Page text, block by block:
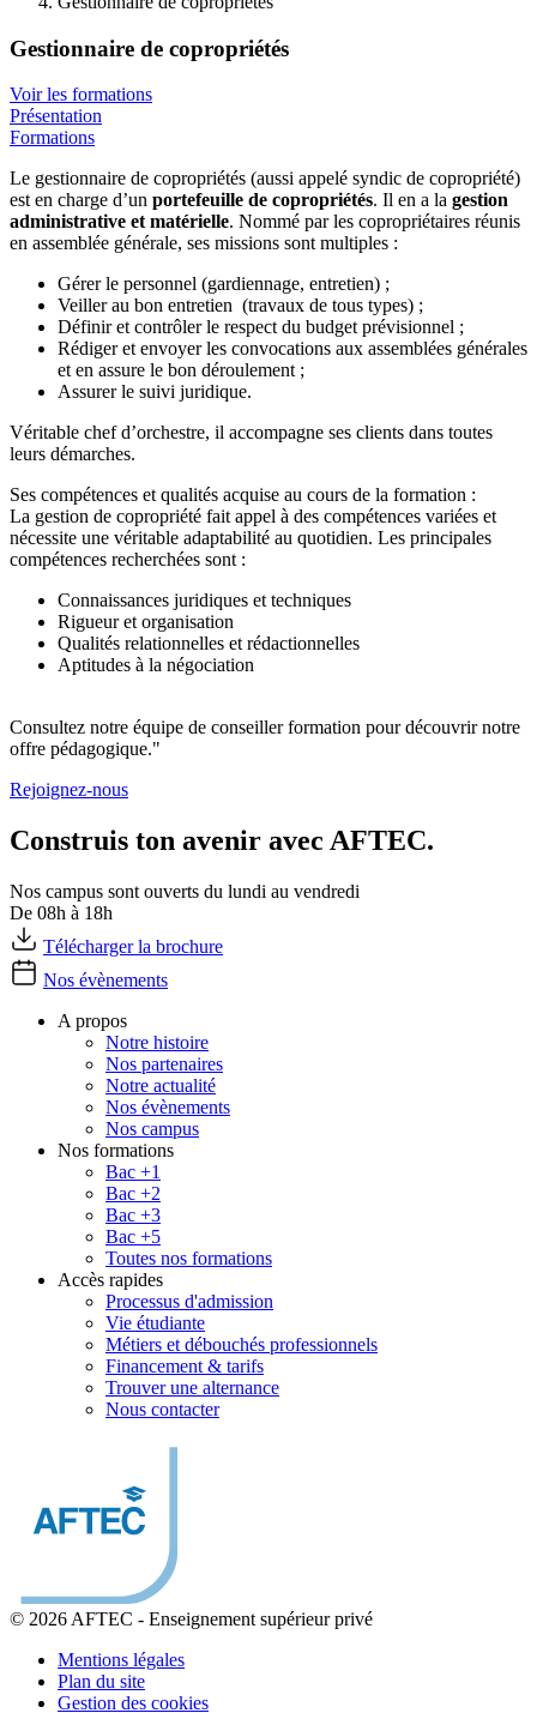
Gestionnaire de copropriétés
Voir les formations
Présentation
Formations
Le gestionnaire de copropriétés (aussi appelé syndic de copropriété)
est en charge d’un portefeuille de copropriétés. Il en a la gestion
administrative et matérielle. Nommé par les copropriétaires réunis
en assemblée générale, ses missions sont multiples :
Gérer le personnel (gardiennage, entretien) ;
Veiller au bon entretien (travaux de tous types) ;
Définir et contrôler le respect du budget prévisionnel ;
Rédiger et envoyer les convocations aux assemblées générales
et en assure le bon déroulement ;
Assurer le suivi juridique.
Véritable chef d’orchestre, il accompagne ses clients dans toutes
leurs démarches.
Ses compétences et qualités acquise au cours de la formation :
La gestion de copropriété fait appel à des compétences variées et
nécessite une véritable adaptabilité au quotidien. Les principales
compétences recherchées sont :
Connaissances juridiques et techniques
Rigueur et organisation
Qualités relationnelles et rédactionnelles
Aptitudes à la négociation
Consultez notre équipe de conseiller formation pour découvrir notre
offre pédagogique."
Rejoignez-nous
Construis ton avenir avec AFTEC.
Nos campus sont ouverts du lundi au vendredi
De 08h à 18h
Télécharger la brochure
Nos évènements
A propos
Notre histoire
Nos partenaires
Notre actualité
Nos évènements
Nos campus
Nos formations
Bac +1
Bac +2
Bac +3
Bac +5
Toutes nos formations
Accès rapides
Processus d'admission
Vie étudiante
Métiers et débouchés professionnels
Financement & tarifs
Trouver une alternance
Nous contacter
© 2026 AFTEC - Enseignement supérieur privé
Mentions légales
Plan du site
Gestion des cookies